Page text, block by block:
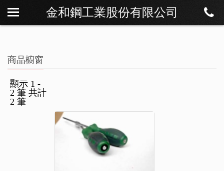
金和鋼工業股份有限公司
關於我們
商品櫥窗
聯絡我們
商品櫥窗
顯示 1 -
2 筆 共計
2 筆